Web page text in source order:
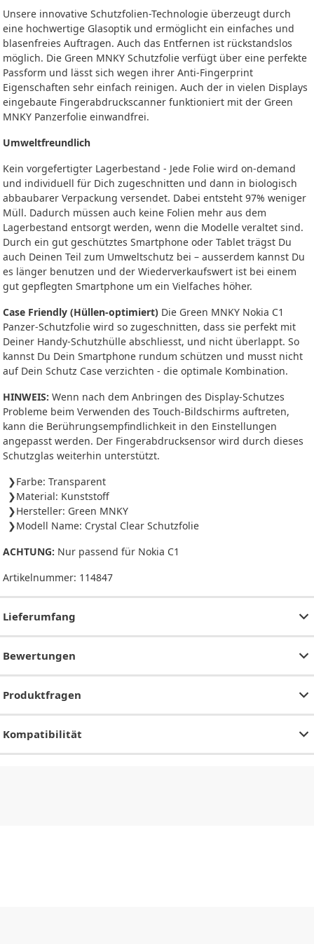
Unsere innovative Schutzfolien-Technologie überzeugt durch
eine hochwertige Glasoptik und ermöglicht ein einfaches und
blasenfreies Auftragen. Auch das Entfernen ist rückstandslos
möglich. Die Green MNKY Schutzfolie verfügt über eine perfekte
Passform und lässt sich wegen ihrer Anti-Fingerprint
Eigenschaften sehr einfach reinigen. Auch der in vielen Displays
eingebaute Fingerabdruckscanner funktioniert mit der Green
MNKY Panzerfolie einwandfrei.
Umweltfreundlich
Kein vorgefertigter Lagerbestand - Jede Folie wird on-demand
und individuell für Dich zugeschnitten und dann in biologisch
abbaubarer Verpackung versendet. Dabei entsteht 97% weniger
Müll. Dadurch müssen auch keine Folien mehr aus dem
Lagerbestand entsorgt werden, wenn die Modelle veraltet sind.
Durch ein gut geschütztes Smartphone oder Tablet trägst Du
auch Deinen Teil zum Umweltschutz bei – ausserdem kannst Du
es länger benutzen und der Wiederverkaufswert ist bei einem
gut gepflegten Smartphone um ein Vielfaches höher.
Case Friendly (Hüllen-optimiert) Die Green MNKY Nokia C1
Panzer-Schutzfolie wird so zugeschnitten, dass sie perfekt mit
Deiner Handy-Schutzhülle abschliesst, und nicht überlappt. So
kannst Du Dein Smartphone rundum schützen und musst nicht
auf Dein Schutz Case verzichten - die optimale Kombination.
HINWEIS: Wenn nach dem Anbringen des Display-Schutzes
Probleme beim Verwenden des Touch-Bildschirms auftreten,
kann die Berührungsempfindlichkeit in den Einstellungen
angepasst werden. Der Fingerabdrucksensor wird durch dieses
Schutzglas weiterhin unterstützt.
Farbe: Transparent
Material: Kunststoff
Hersteller: Green MNKY
Modell Name: Crystal Clear Schutzfolie
ACHTUNG: Nur passend für Nokia C1
Artikelnummer: 114847
Lieferumfang
Bewertungen
Produktfragen
Kompatibilität